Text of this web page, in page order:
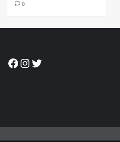
0
Facebook
Instagram
Twitter